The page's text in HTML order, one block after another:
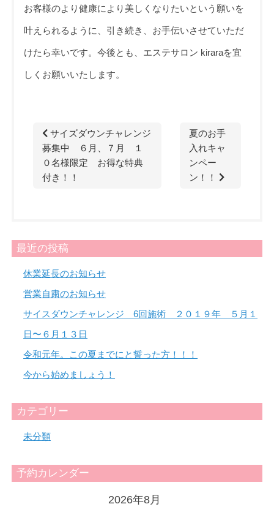
お客様のより健康により美しくなりたいという願いを
叶えられるように、引き続き、お手伝いさせていただ
けたら幸いです。今後とも、エステサロン kiraraを宜
しくお願いいたします。
サイズダウンチャレンジ
募集中 ６月、７月 １
０名様限定 お得な特典
付き！！
夏のお手
入れキャ
ンペー
ン！！
最近の投稿
休業延長のお知らせ
営業自粛のお知らせ
サイスダウンチャレンジ 6回施術 ２０１９年 ５月１
日〜６月１３日
令和元年。この夏までにと誓った方！！！
今から始めましょう！
カテゴリー
未分類
予約カレンダー
2026年8月